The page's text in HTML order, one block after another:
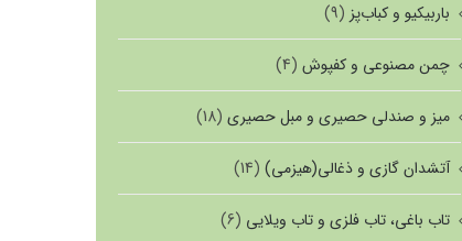
باربیکیو و کباب‌پز (9)
چمن مصنوعی و کفپوش (4)
میز و صندلی حصیری و مبل حصیری (18)
آتشدان گازی و ذغالی(هیزمی) (14)
تاب باغی، تاب فلزی و تاب ویلایی (6)